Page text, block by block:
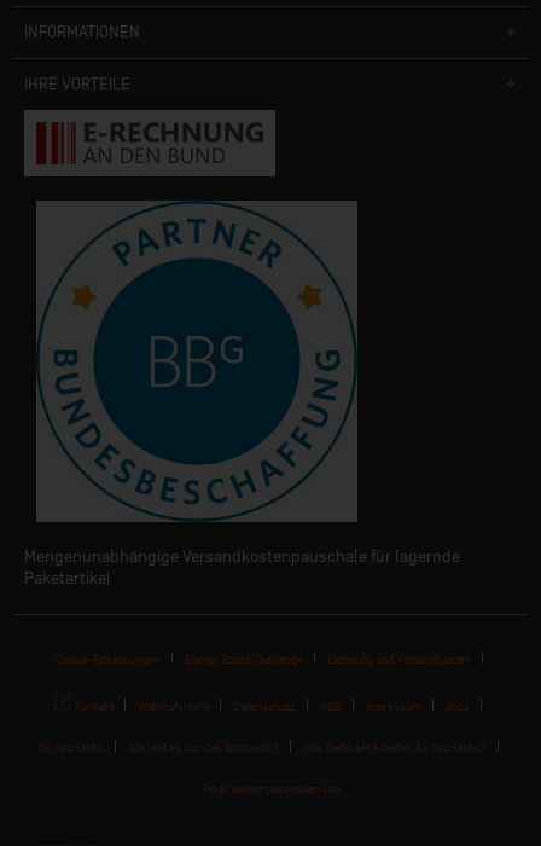
INFORMATIONEN
IHRE VORTEILE
Mengenunabhängige Versandkostenpauschale für lagernde
Paketartikel
Cookie-Einstellungen Energy Boost Challenge Lieferung und Versandkosten
Kontakt Widerrufsrecht Datenschutz AGB Impressum Jobs
I'm Sportastic Wie lebt es sich bei Sportastic? Was bedeutet Arbeiten für Sportastic?
Finde deinen passenden Job